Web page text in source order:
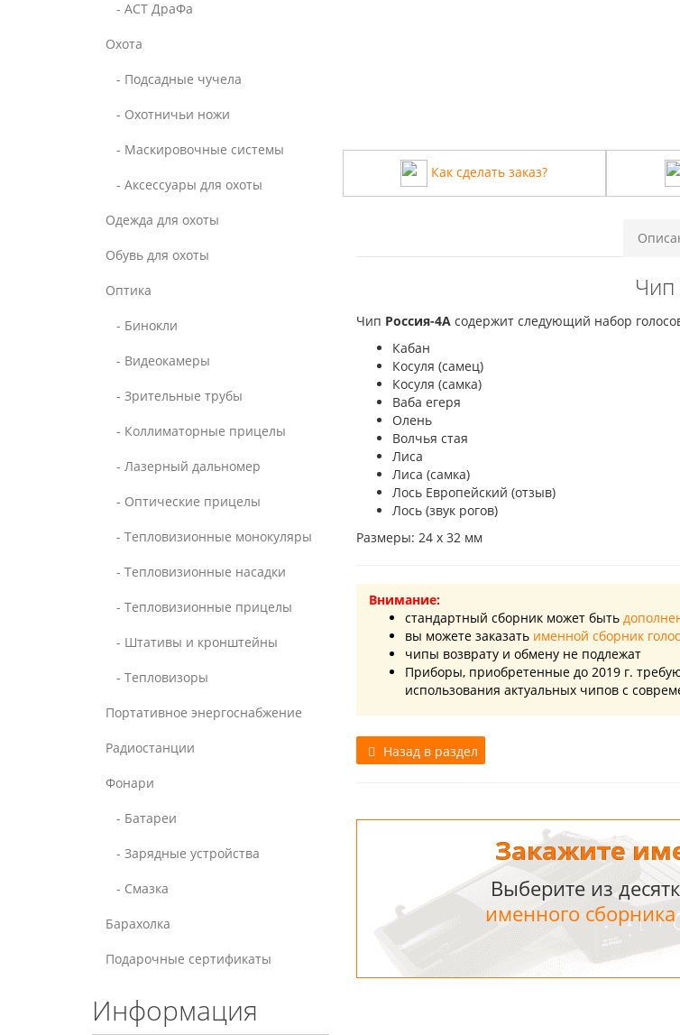
- АСТ ДраФа
Охота
- Подсадные чучела
- Охотничьи ножи
- Маскировочные системы
- Аксессуары для охоты
Одежда для охоты
Обувь для охоты
Оптика
- Бинокли
- Видеокамеры
- Зрительные трубы
- Коллиматорные прицелы
- Лазерный дальномер
- Оптические прицелы
- Тепловизионные монокуляры
- Тепловизионные насадки
- Тепловизионные прицелы
- Штативы и кронштейны
- Тепловизоры
Портативное энергоснабжение
Радиостанции
Фонари
- Батареи
- Зарядные устройства
- Смазка
Барахолка
Подарочные сертификаты
Информация
Как сделать заказ?
Чип
Чип Россия-4Aсодержит следующий набор
Кабан
Косуля (самец)
Косуля (самка)
Ваба егеря
Олень
Волчья стая
Лиса
Лиса (самка)
Лось Европейский (отзыв)
Лось (звук рогов)
Размеры: 24 х 32 мм
Внимание:
стандартный сборник может быть
вы можете заказать именной сборник
чипы возврату и обмену не подлежат
Приборы, приобретенные до 2019 г.
использования актуальных чипов с
Назад в раздел
Закажите
Выберите из
именного сборника